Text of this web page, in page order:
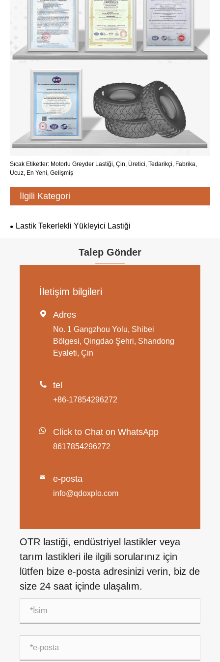
Sıcak Etiketler: Motorlu Greyder Lastiği, Çin, Üretici, Tedarikçi, Fabrika,
Ucuz, En Yeni, Gelişmiş
İlgili Kategori
Lastik Tekerlekli Yükleyici Lastiği
Talep Gönder
İletişim bilgileri
 Adres
No. 1 Gangzhou Yolu, Shibei
Bölgesi, Qingdao Şehri, Shandong
Eyaleti, Çin
 tel
+86-17854296272
Click to Chat on WhatsApp
8617854296272
 e-posta
info@qdoxplo.com
OTR lastiği, endüstriyel lastikler veya
tarım lastikleri ile ilgili sorularınız için
lütfen bize e-posta adresinizi verin, biz de
size 24 saat içinde ulaşalım.